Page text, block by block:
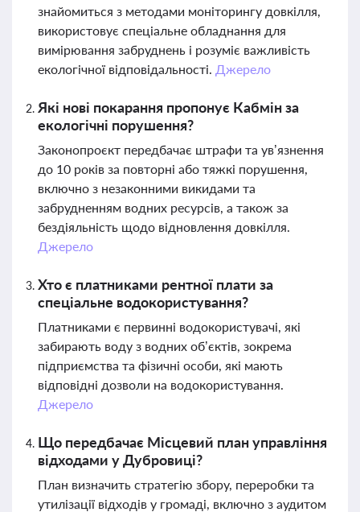
знайомиться з методами моніторингу довкілля,
використовує спеціальне обладнання для
вимірювання забруднень і розуміє важливість
екологічної відповідальності. Джерело
Які нові покарання пропонує Кабмін за
екологічні порушення?
Законопроєкт передбачає штрафи та ув’язнення
до 10 років за повторні або тяжкі порушення,
включно з незаконними викидами та
забрудненням водних ресурсів, а також за
бездіяльність щодо відновлення довкілля.
Джерело
Хто є платниками рентної плати за
спеціальне водокористування?
Платниками є первинні водокористувачі, які
забирають воду з водних об’єктів, зокрема
підприємства та фізичні особи, які мають
відповідні дозволи на водокористування.
Джерело
Що передбачає Місцевий план управління
відходами у Дубровиці?
План визначить стратегію збору, переробки та
утилізації відходів у громаді, включно з аудитом